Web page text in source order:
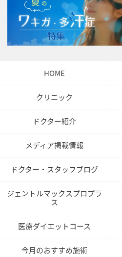
HOME
クリニック
ドクター紹介
メディア掲載情報
ドクター・スタッフブログ
ジェントルマックスプロプラ
ス
医療ダイエットコース
今月のおすすめ施術